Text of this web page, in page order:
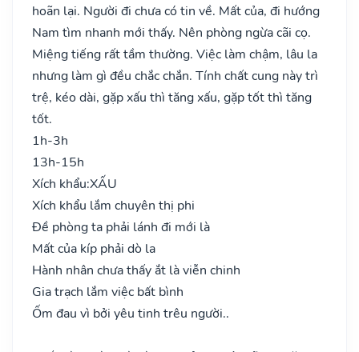
hoãn lại. Người đi chưa có tin về. Mất của, đi hướng
Nam tìm nhanh mới thấy. Nên phòng ngừa cãi cọ.
Miệng tiếng rất tầm thường. Việc làm chậm, lâu la
nhưng làm gì đều chắc chắn. Tính chất cung này trì
trệ, kéo dài, gặp xấu thì tăng xấu, gặp tốt thì tăng
tốt.
1h-3h
13h-15h
Xích khẩu:XẤU
Xích khẩu lắm chuyên thị phi
Đề phòng ta phải lánh đi mới là
Mất của kíp phải dò la
Hành nhân chưa thấy ắt là viễn chinh
Gia trạch lắm việc bất bình
Ốm đau vì bởi yêu tinh trêu người..